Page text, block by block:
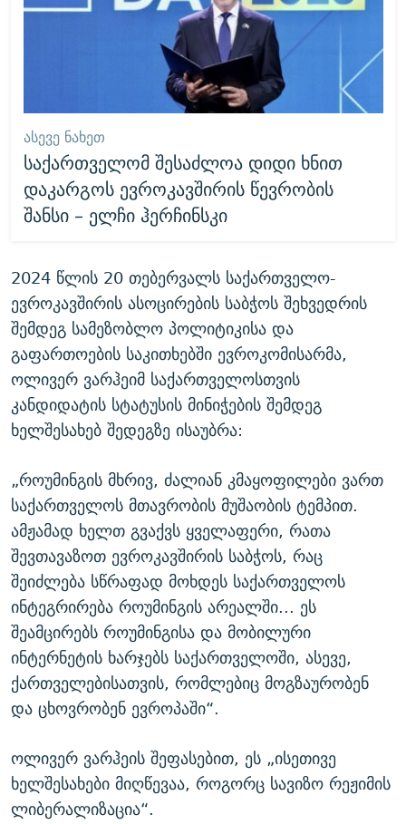
ᲐᲡᲔᲕᲔ ᲜᲐᲮᲔᲗ
საქართველომ შესაძლოა დიდი ხნით
დაკარგოს ევროკავშირის წევრობის
შანსი – ელჩი ჰერჩინსკი
2024 წლის 20 თებერვალს საქართველო-
ევროკავშირის ასოცირების საბჭოს შეხვედრის
შემდეგ სამეზობლო პოლიტიკისა და
გაფართოების საკითხებში ევროკომისარმა,
ოლივერ ვარჰეიმ საქართველოსთვის
კანდიდატის სტატუსის მინიჭების შემდეგ
ხელშესახებ შედეგზე ისაუბრა:
„როუმინგის მხრივ, ძალიან კმაყოფილები ვართ
საქართველოს მთავრობის მუშაობის ტემპით.
ამჟამად ხელთ გვაქვს ყველაფერი, რათა
შევთავაზოთ ევროკავშირის საბჭოს, რაც
შეიძლება სწრაფად მოხდეს საქართველოს
ინტეგრირება როუმინგის არეალში... ეს
შეამცირებს როუმინგისა და მობილური
ინტერნეტის ხარჯებს საქართველოში, ასევე,
ქართველებისათვის, რომლებიც მოგზაურობენ
და ცხოვრობენ ევროპაში“.
ოლივერ ვარჰეის შეფასებით, ეს „ისეთივე
ხელშესახები მიღწევაა, როგორც სავიზო რეჟიმის
ლიბერალიზაცია“.